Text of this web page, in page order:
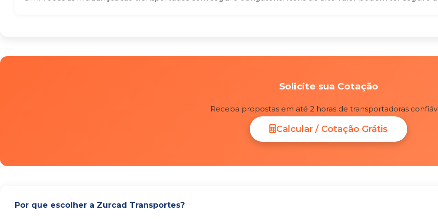
Solicite sua Cotação
Receba propostas em até 2 horas de transportadoras
Calcular / Cotação Grátis
Por que escolher a Zurcad Transportes?